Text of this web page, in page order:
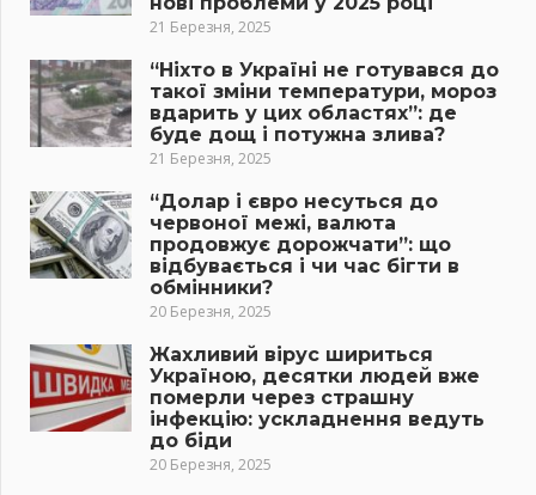
21 Березня, 2025
“Ніхто в Україні не готувався до
такої зміни температури, мороз
вдарить у цих областях”: де
буде дощ і потужна злива?
21 Березня, 2025
“Долар і євро несуться до
червоної межі, валюта
продовжує дорожчати”: що
відбувається і чи час бігти в
обмінники?
20 Березня, 2025
Жахливий вірус шириться
Україною, десятки людей вже
померли через страшну
інфекцію: ускладнення ведуть
до біди
20 Березня, 2025